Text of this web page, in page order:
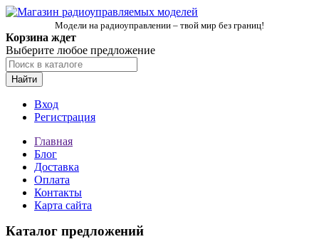
Модели на радиоуправлении – твой мир без границ!
Корзина ждет
Выберите любое предложение
Найти
Вход
Регистрация
Главная
Блог
Доставка
Оплата
Контакты
Карта сайта
Каталог предложений